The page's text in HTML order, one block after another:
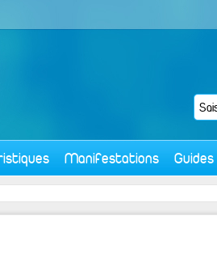
Manifestations Guides